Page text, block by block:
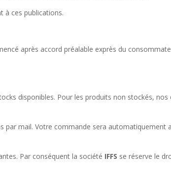
à ces publications.
après accord préalable exprès du
disponibles. Pour les produits non stockés,
par mail. Votre commande sera automatiquement
Par conséquent la société IFFS se réserve le